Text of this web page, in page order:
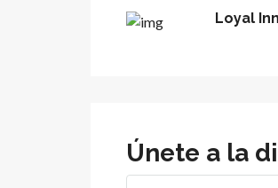
Loyal
Únete a la